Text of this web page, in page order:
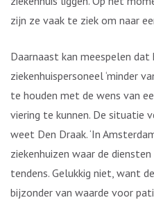
zijn ze vaak te ziek om naar
Daarnaast kan meespelen
ziekenhuispersoneel ‘minder
te houden met de wens van
viering te kunnen. De situatie
weet Den Draak. ‘In
ziekenhuizen waar de
tendens. Gelukkig niet, want
bijzonder van waarde voor